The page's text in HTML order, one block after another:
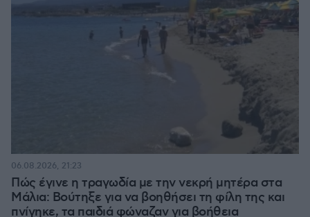
Πώς έγινε η τραγωδία με την νεκρή μητέρα στα
Μάλια: Βούτηξε για να βοηθήσει τη φίλη της και
πνίγηκε, τα παιδιά φώναζαν για βοήθεια
06.08.2026, 21:23